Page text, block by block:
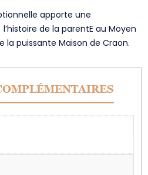
apporte une
de la parentE au Moyen
la puissante Maison de Craon.